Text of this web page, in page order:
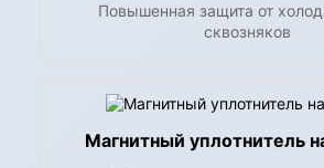
Повышенная защита от
сквозняков
Магнитный уплотнитель